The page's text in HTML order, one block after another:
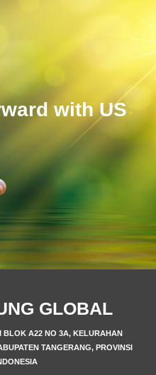
with US
GLOBAL
BLOK A22 NO 3A, KELURAHAN
TANGERANG, PROVINSI